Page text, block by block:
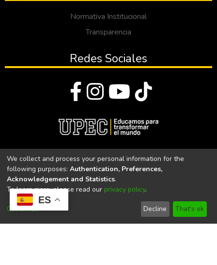
ES
Normativa Institucional
Transparencia
Redes Sociales
Universidad Politécnica Estatal del Carchi
Universidad Politécnica Estatal del Carchi | Acreditada por el
CACES Resolución N°. 160-SE-33-CACES-2020
We collect and process your personal information for the
following purposes: Authentication, Preferences,
Acknowledgement and Statistics.
To learn more, please read our privacy policy.
Customize Decline That's ok